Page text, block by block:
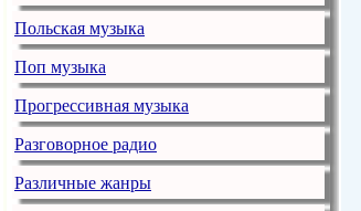
Польская музыка
Поп музыка
Прогрессивная музыка
Разговорное радио
Различные жанры